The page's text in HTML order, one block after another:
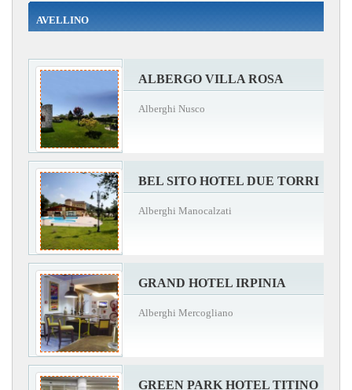
AVELLINO
ALBERGO VILLA ROSA
Alberghi Nusco
BEL SITO HOTEL DUE TORRI
Alberghi Manocalzati
GRAND HOTEL IRPINIA
Alberghi Mercogliano
GREEN PARK HOTEL TITINO